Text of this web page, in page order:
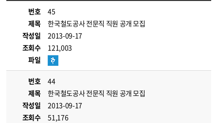
번호
45
제목
한국철도공사 전문직 직원 공개 모집
작성일
2013-09-17
조회수
121,003
파일
번호
44
제목
한국철도공사 전문직 직원 공개 모집
작성일
2013-09-17
조회수
51,176